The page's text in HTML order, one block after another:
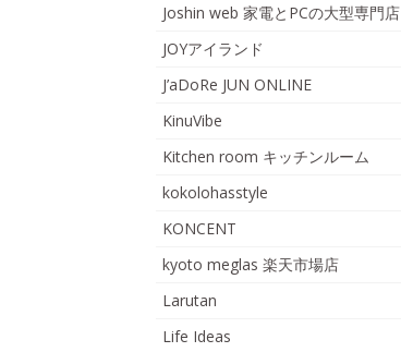
Joshin web 家電とPCの大型専門店
JOYアイランド
J’aDoRe JUN ONLINE
KinuVibe
Kitchen room キッチンルーム
kokolohasstyle
KONCENT
kyoto meglas 楽天市場店
Larutan
Life Ideas